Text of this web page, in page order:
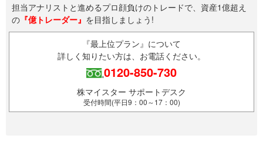
担当アナリストと進めるプロ顔負けのトレードで、資産1億超え
の 『億トレーダー』 を目指しましょう!
『最上位プラン』について
詳しく知りたい方は、お電話ください。
0120-850-730
株マイスター サポートデスク
受付時間(平日9：00～17：00)